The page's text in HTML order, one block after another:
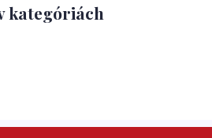
kategóriách